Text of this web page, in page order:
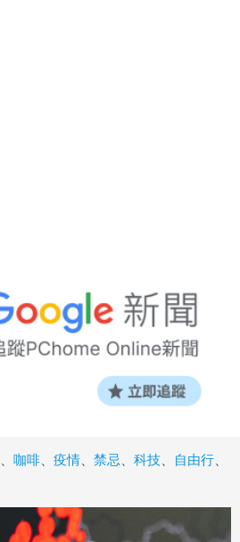
咖啡 疫情 禁忌 科技 自由行